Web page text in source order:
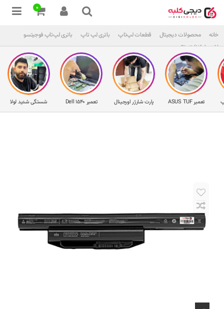
0
خانه محصولات دیجیتال قطعات لپ‌تاپ باتری لپ تاپ
باتری لپ‌تاپ فوجیتسو
S904 (Lifebook)
شستگی شدید لولا تعمیر Dell 1540 پارت شارژر اورجینال تعمیر ASUS TUF